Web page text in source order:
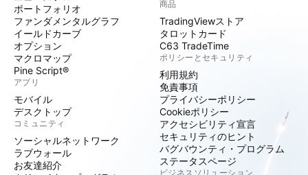
ポートフォリオ
ファンダメンタルグラフ
イールドカーブ
オプション
マクロマップ
Pine Script®
アプリ
モバイル
デスクトップ
コミュニティ
ソーシャルネットワーク
ラブウォール
お友達紹介
商品
TradingViewストア
タロットカード
C63 TradeTime
ポリシーとセキュリティ
利用規約
免責事項
プライバシーポリシー
Cookieポリシー
アクセシビリティ宣言
セキュリティのヒント
バグバウンティ・プログラム
ステータスページ
ビジネスソリューション